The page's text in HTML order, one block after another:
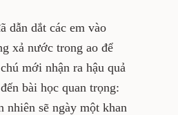
dẫn dắt các em vào
xả nước trong ao để
mới nhận ra hậu quả
bài học quan trọng:
nhiên sẽ ngày một khan